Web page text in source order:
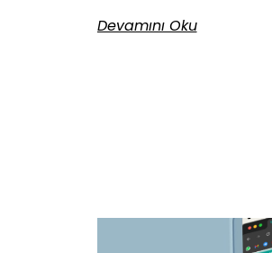
Devamını Oku